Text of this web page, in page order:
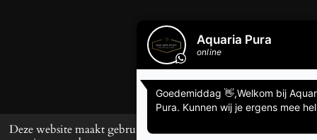
Deze website maakt gebruik van cookies om uw